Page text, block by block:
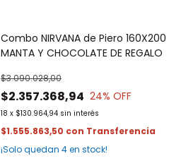
Combo NIRVANA de Piero 160X200
MANTA Y CHOCOLATE DE REGALO
$2.357.368,94
$3.090.028,00
24% OFF
18 x $130.964,94 sin interés
$1.555.863,50 con
¡Solo quedan 4en stock!